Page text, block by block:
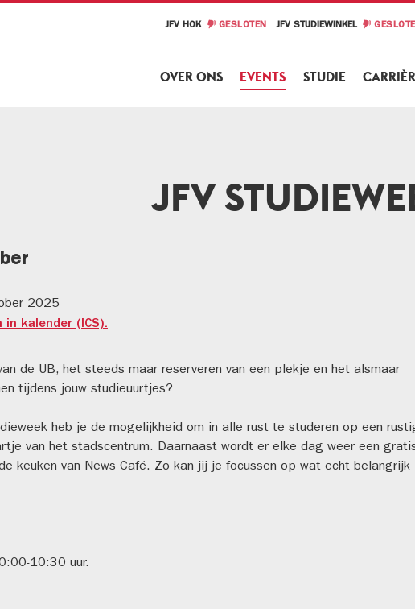
OVER ONS EVENTS STUDIE
JFV HOK GESLOTEN JFV STUDIEWINKEL
JFV
2025
in kalender (ICS).
de UB, het steeds maar reserveren van een plekje en het alsmaar
tijdens jouw studieuurtjes?
heb je de mogelijkheid om in alle rust te studeren op een
van het stadscentrum. Daarnaast wordt er elke dag weer een
keuken van News Café. Zo kan jij je focussen op wat echt belangrijk
10:30 uur.